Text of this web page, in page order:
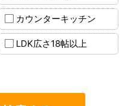
カウンターキッチン
LDK広さ18帖以上